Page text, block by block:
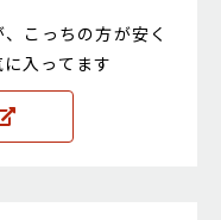
こっちの方が安く
入ってます